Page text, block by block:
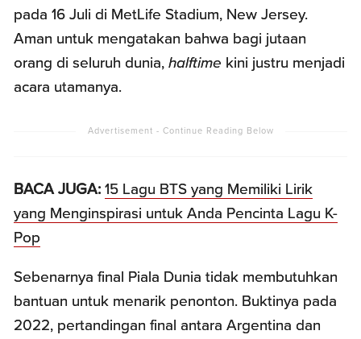
pada 16 Juli di MetLife Stadium, New Jersey.
Aman untuk mengatakan bahwa bagi jutaan
orang di seluruh dunia,halftime kini justru menjadi
acara utamanya.
BACA JUGA:15 Lagu BTS yang Memiliki Lirik
yang Menginspirasi untuk Anda Pencinta Lagu K-
Pop
Sebenarnya final Piala Dunia tidak membutuhkan
bantuan untuk menarik penonton. Buktinya pada
2022, pertandingan final antara Argentina dan